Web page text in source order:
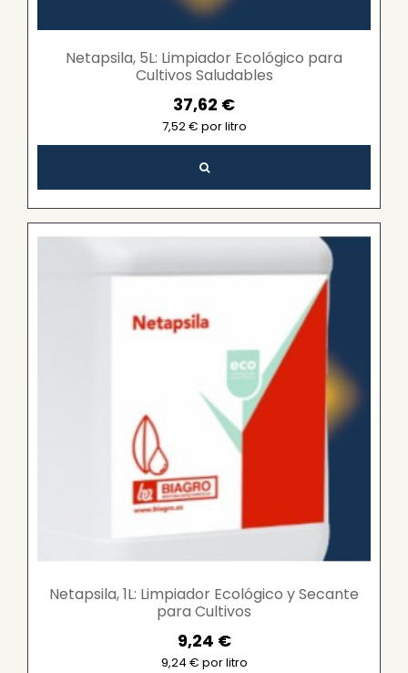
Netapsila, 5L: Limpiador Ecológico para
Cultivos Saludables
37,62 €
7,52 € por litro
Netapsila, 1L: Limpiador Ecológico y Secante
para Cultivos
9,24 €
9,24 € por litro